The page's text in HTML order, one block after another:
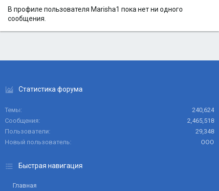
В профиле пользователя Marisha1 пока нет ни одного
сообщения.
Статистика форума
Темы
240,624
Сообщения
2,465,518
Пользователи
29,348
Новый пользователь
ООО
Быстрая навигация
Главная